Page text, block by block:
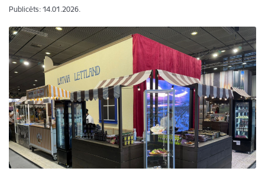
Publicēts: 14.01.2026.